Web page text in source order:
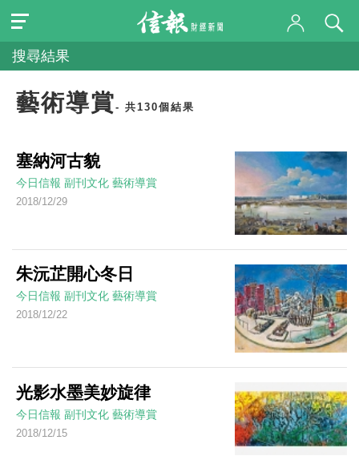
搜尋結果
藝術導賞- 共130個結果
塞納河古貌
今日信報 副刊文化 藝術導賞
2018/12/29
朱沅芷開心冬日
今日信報 副刊文化 藝術導賞
2018/12/22
光影水墨美妙旋律
今日信報 副刊文化 藝術導賞
2018/12/15